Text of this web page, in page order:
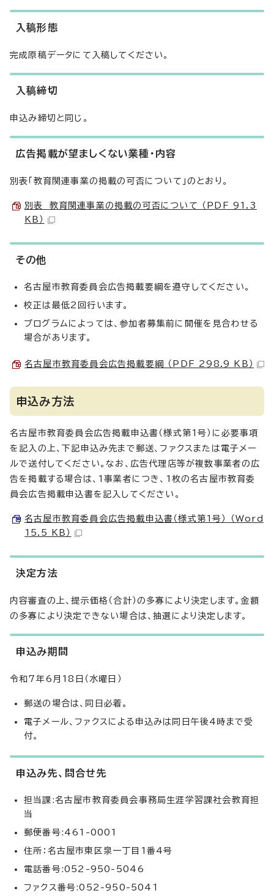
入稿形態
完成原稿データにて入稿してください。
入稿締切
申込み締切と同じ。
広告掲載が望ましくない業種・内容
別表「教育関連事業の掲載の可否について」のとおり。
別表 教育関連事業の掲載の可否について （PDF 91.3
KB）
その他
名古屋市教育委員会広告掲載要綱を遵守してください。
校正は最低2回行います。
プログラムによっては、参加者募集前に開催を見合わせる
場合があります。
名古屋市教育委員会広告掲載要綱 （PDF 298.9 KB）
申込み方法
名古屋市教育委員会広告掲載申込書（様式第1号）に必要事項
を記入の上、下記申込み先まで郵送、ファクスまたは電子メー
ルで送付してください。なお、広告代理店等が複数事業者の広
告を掲載する場合は、1事業者につき、1枚の名古屋市教育委
員会広告掲載申込書を記入してください。
名古屋市教育委員会広告掲載申込書（様式第1号） （Word
15.5 KB）
決定方法
内容審査の上、提示価格（合計）の多寡により決定します。金額
の多寡により決定できない場合は、抽選により決定します。
申込み期間
令和7年6月18日（水曜日）
郵送の場合は、同日必着。
電子メール、ファクスによる申込みは同日午後4時まで受
付。
申込み先、問合せ先
担当課:名古屋市教育委員会事務局生涯学習課社会教育担
当
郵便番号:461-0001
住所：名古屋市東区泉一丁目1番4号
電話番号:052-950-5046
ファクス番号:052-950-5041